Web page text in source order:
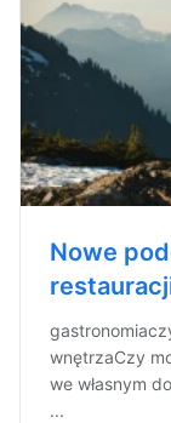
Nowe
wnętrzaCzy
we własnym
...